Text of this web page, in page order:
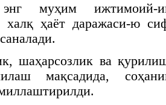
муҳим ижтимоий-
ҳаёт даражаси-ю
шаҳарсозлик ва
мақсадида,